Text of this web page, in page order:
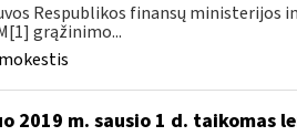
Respublikos finansų ministerijos
grąžinimo...
2019 m. sausio 1 d. taikomas